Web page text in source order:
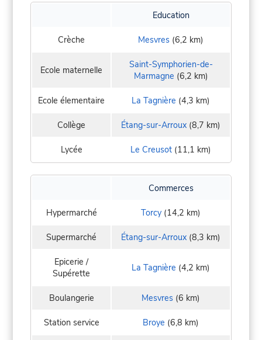
Education
Crèche Mesvres (6,2 km)
Ecole maternelle
Saint-Symphorien-de-
Marmagne (6,2 km)
Ecole élementaire La Tagnière (4,3 km)
Collège Étang-sur-Arroux (8,7 km)
Lycée Le Creusot (11,1 km)
Commerces
Hypermarché Torcy (14,2 km)
Supermarché Étang-sur-Arroux (8,3 km)
Epicerie /
Supérette
La Tagnière (4,2 km)
Boulangerie Mesvres (6 km)
Station service Broye (6,8 km)